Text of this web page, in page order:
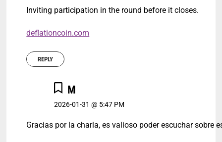
Inviting participation in the round before it closes.
deflationcoin.com
REPLY
M
2026-01-31 @ 5:47 PM
Gracias por la charla, es valioso poder escuchar sobre